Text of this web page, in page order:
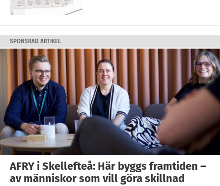
SPONSRAD ARTIKEL
AFRY i Skellefteå: Här byggs framtiden –
av människor som vill göra skillnad